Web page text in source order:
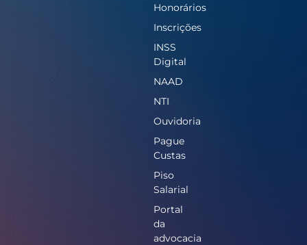
Honorários
Inscrições
INSS
Digital
NAAD
NTI
Ouvidoria
Pague
Custas
Piso
Salarial
Portal
da
advocacia